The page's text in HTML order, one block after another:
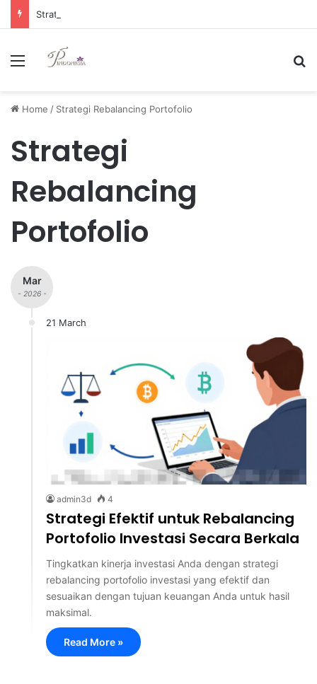
Menu
Home / Strategi Rebalancing Portofolio
Strategi
Rebalancing
Portofolio
Mar
- 2026 -
21 March
admin3d 4
Strategi Efektif untuk Rebalancing
Portofolio Investasi Secara Berkala
Tingkatkan kinerja investasi Anda dengan strategi
rebalancing portofolio investasi yang efektif dan
sesuaikan dengan tujuan keuangan Anda untuk hasil
maksimal.
Read More »